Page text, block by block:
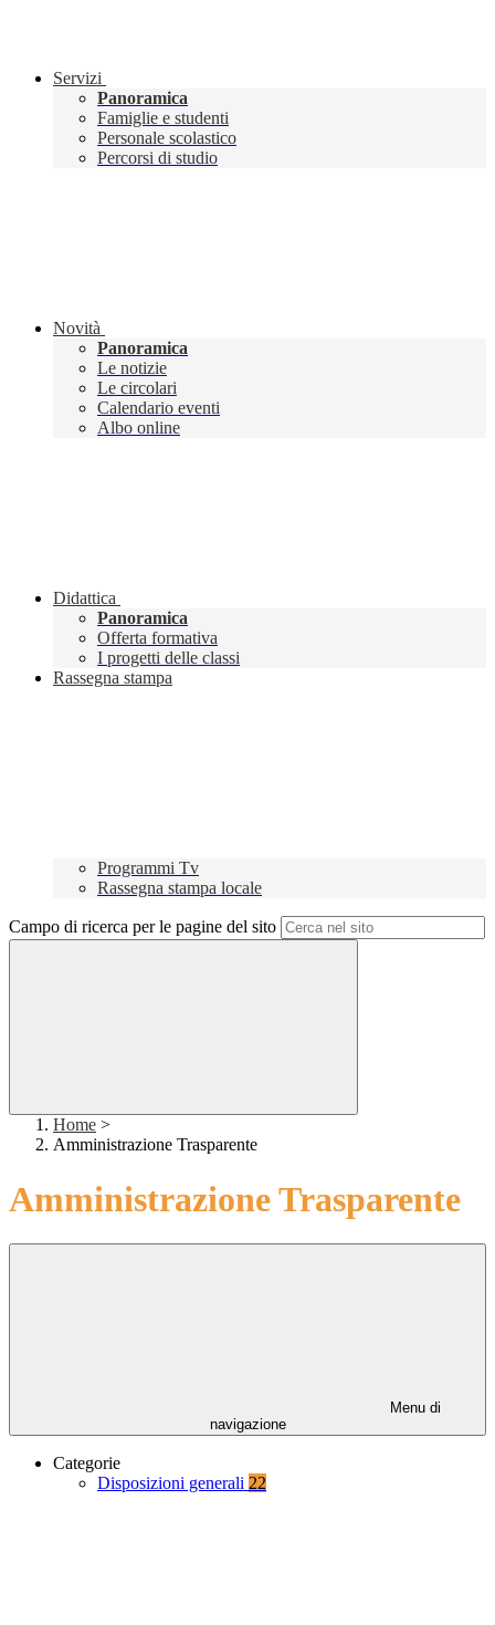
Servizi
Panoramica
Famiglie e studenti
Personale scolastico
Percorsi di studio
Novità
Panoramica
Le notizie
Le circolari
Calendario eventi
Albo online
Didattica
Panoramica
Offerta formativa
I progetti delle classi
Rassegna stampa
Programmi Tv
Rassegna stampa locale
Campo di ricerca per le pagine del sito
Home >
Amministrazione Trasparente
Amministrazione Trasparente
Menu di
navigazione
Categorie
Disposizioni generali 22